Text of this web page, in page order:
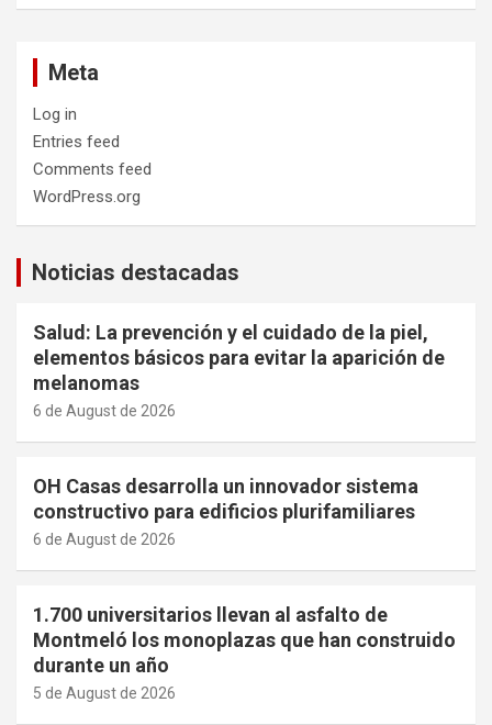
Meta
Log in
Entries feed
Comments feed
WordPress.org
Noticias destacadas
Salud: La prevención y el cuidado de la piel,
elementos básicos para evitar la aparición de
melanomas
6 de August de 2026
OH Casas desarrolla un innovador sistema
constructivo para edificios plurifamiliares
6 de August de 2026
1.700 universitarios llevan al asfalto de
Montmeló los monoplazas que han construido
durante un año
5 de August de 2026